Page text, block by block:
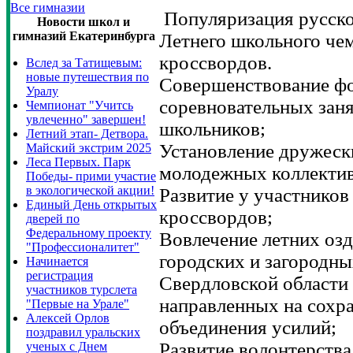
Все гимназии
Новости школ и
гимназий Екатеринбурга
Вслед за Татищевым:
новые путешествия по
Уралу
Чемпионат "Учитсь
увлеченно" завершен!
Летний этап- Детвора.
Майский экстрим 2025
Леса Первых. Парк
Победы- прими участие
в экологической акции!
Единый День открытых
дверей по
Федеральному проекту
"Профессионалитет"
Начинается
регистрация
участников турслета
"Первые на Урале"
Алексей Орлов
поздравил уральских
ученых с Днем
Популяризация
Летнего школьного
кроссвордов.
Совершенствование
соревновательных
школьников;
Установление
молодежных
Развитие у
кроссвордов;
Вовлечение летних
городских и
Свердловской
направленных на
объединения усилий;